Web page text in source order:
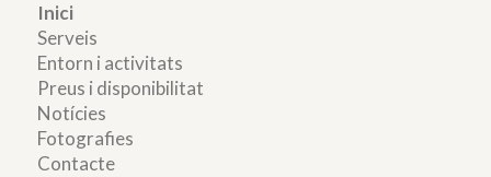
Inici
Serveis
Entorn i activitats
Preus i disponibilitat
Notícies
Fotografies
Contacte